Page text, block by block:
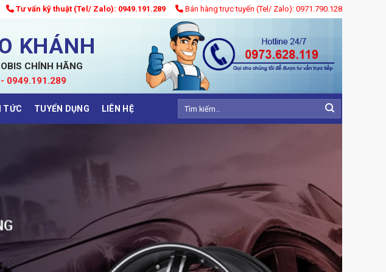
Tư vấn kỹ thuật (Tel/ Zalo): 0949.191.289 Bán hàng trực tuyến (Tel/ Zalo): 0971.790.128
KHÁNH
CHÍNH HÃNG
0949.191.289
TỨC TUYỂN DỤNG LIÊN HỆ
Tìm